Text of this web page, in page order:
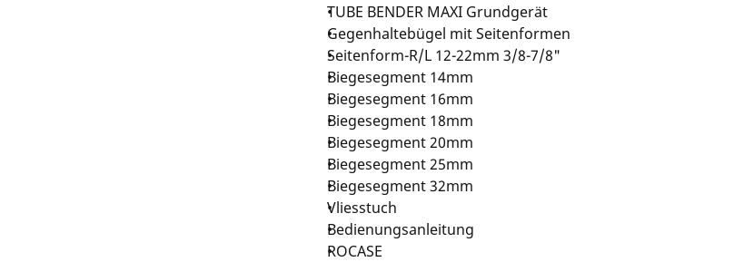
TUBE BENDER MAXI Grundgerät
Gegenhaltebügel mit Seitenformen
Seitenform-R/L 12-22mm 3/8-7/8"
Biegesegment 14mm
Biegesegment 16mm
Biegesegment 18mm
Biegesegment 20mm
Biegesegment 25mm
Biegesegment 32mm
Vliesstuch
Bedienungsanleitung
ROCASE